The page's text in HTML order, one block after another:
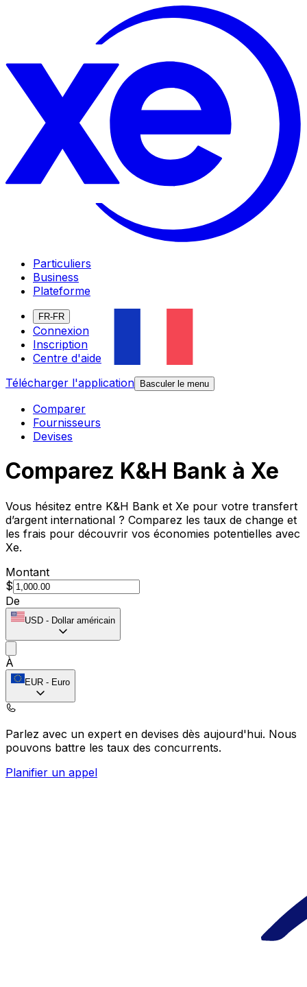
Particuliers
Business
Plateforme
FR-FR
Connexion
Inscription
Centre d'aide
Télécharger l'application
Basculer le menu
Comparer
Fournisseurs
Devises
Comparez K&H Bank à Xe
Vous hésitez entre K&H Bank et Xe pour votre transfert
d’argent international ? Comparez les taux de change et
les frais pour découvrir vos économies potentielles avec
Xe.
Montant
$
De
USD - Dollar américain
À
EUR - Euro
Parlez avec un expert en devises dès aujourd'hui. Nous
pouvons battre les taux des concurrents.
Planifier un appel